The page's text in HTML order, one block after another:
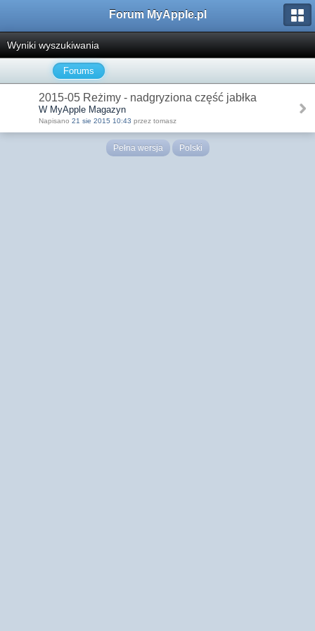
Forum MyApple.pl
Wyniki wyszukiwania
Forums
2015-05 Reżimy - nadgryziona część jabłka
W MyApple Magazyn
Napisano 21 sie 2015 10:43 przez tomasz
Pełna wersja Polski